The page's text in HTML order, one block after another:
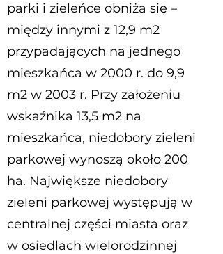
parki i zieleńce obniża się –
między innymi z 12,9 m2
przypadających na jednego
mieszkańca w 2000 r. do 9,9
m2 w 2003 r. Przy założeniu
wskaźnika 13,5 m2 na
mieszkańca, niedobory zieleni
parkowej wynoszą około 200
ha. Największe niedobory
zieleni parkowej występują w
centralnej części miasta oraz
w osiedlach wielorodzinnej